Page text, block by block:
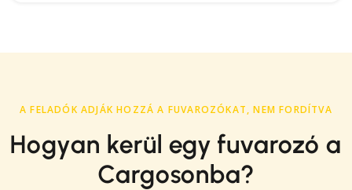
A FELADÓK ADJÁK HOZZÁ A FUVAROZÓKAT, NEM FORDÍTVA
Hogyan kerül egy fuvarozó a
Cargosonba?